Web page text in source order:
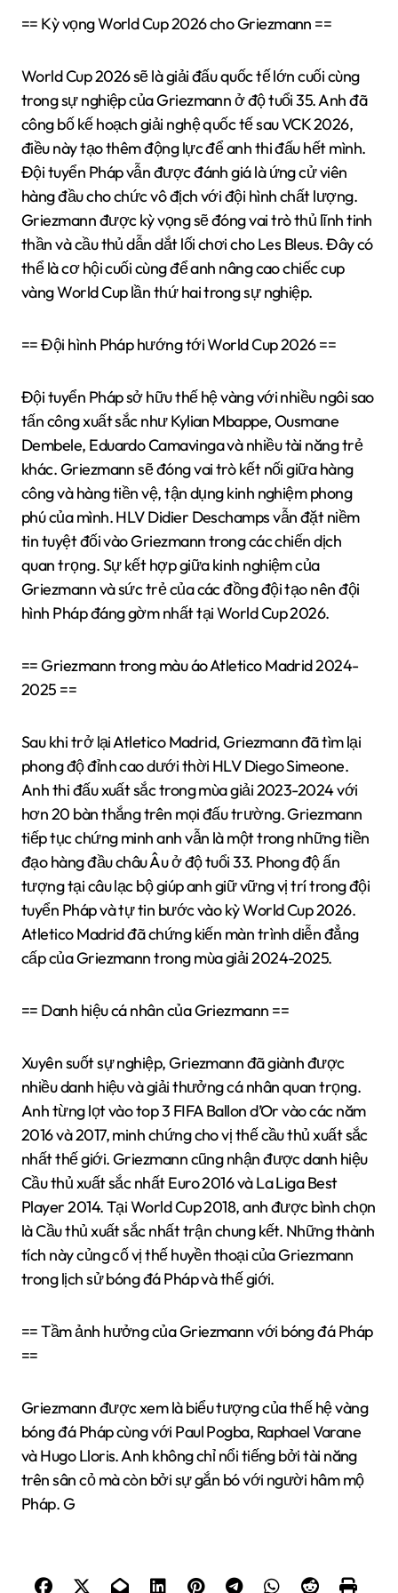
== Kỳ vọng World Cup 2026 cho Griezmann ==
World Cup 2026 sẽ là giải đấu quốc tế lớn cuối cùng
trong sự nghiệp của Griezmann ở độ tuổi 35. Anh đã
công bố kế hoạch giải nghệ quốc tế sau VCK 2026,
điều này tạo thêm động lực để anh thi đấu hết mình.
Đội tuyển Pháp vẫn được đánh giá là ứng cử viên
hàng đầu cho chức vô địch với đội hình chất lượng.
Griezmann được kỳ vọng sẽ đóng vai trò thủ lĩnh tinh
thần và cầu thủ dẫn dắt lối chơi cho Les Bleus. Đây có
thể là cơ hội cuối cùng để anh nâng cao chiếc cup
vàng World Cup lần thứ hai trong sự nghiệp.
== Đội hình Pháp hướng tới World Cup 2026 ==
Đội tuyển Pháp sở hữu thế hệ vàng với nhiều ngôi sao
tấn công xuất sắc như Kylian Mbappe, Ousmane
Dembele, Eduardo Camavinga và nhiều tài năng trẻ
khác. Griezmann sẽ đóng vai trò kết nối giữa hàng
công và hàng tiền vệ, tận dụng kinh nghiệm phong
phú của mình. HLV Didier Deschamps vẫn đặt niềm
tin tuyệt đối vào Griezmann trong các chiến dịch
quan trọng. Sự kết hợp giữa kinh nghiệm của
Griezmann và sức trẻ của các đồng đội tạo nên đội
hình Pháp đáng gờm nhất tại World Cup 2026.
== Griezmann trong màu áo Atletico Madrid 2024-
2025 ==
Sau khi trở lại Atletico Madrid, Griezmann đã tìm lại
phong độ đỉnh cao dưới thời HLV Diego Simeone.
Anh thi đấu xuất sắc trong mùa giải 2023-2024 với
hơn 20 bàn thắng trên mọi đấu trường. Griezmann
tiếp tục chứng minh anh vẫn là một trong những tiền
đạo hàng đầu châu Âu ở độ tuổi 33. Phong độ ấn
tượng tại câu lạc bộ giúp anh giữ vững vị trí trong đội
tuyển Pháp và tự tin bước vào kỳ World Cup 2026.
Atletico Madrid đã chứng kiến màn trình diễn đẳng
cấp của Griezmann trong mùa giải 2024-2025.
== Danh hiệu cá nhân của Griezmann ==
Xuyên suốt sự nghiệp, Griezmann đã giành được
nhiều danh hiệu và giải thưởng cá nhân quan trọng.
Anh từng lọt vào top 3 FIFA Ballon d’Or vào các năm
2016 và 2017, minh chứng cho vị thế cầu thủ xuất sắc
nhất thế giới. Griezmann cũng nhận được danh hiệu
Cầu thủ xuất sắc nhất Euro 2016 và La Liga Best
Player 2014. Tại World Cup 2018, anh được bình chọn
là Cầu thủ xuất sắc nhất trận chung kết. Những thành
tích này củng cố vị thế huyền thoại của Griezmann
trong lịch sử bóng đá Pháp và thế giới.
== Tầm ảnh hưởng của Griezmann với bóng đá Pháp
==
Griezmann được xem là biểu tượng của thế hệ vàng
bóng đá Pháp cùng với Paul Pogba, Raphael Varane
và Hugo Lloris. Anh không chỉ nổi tiếng bởi tài năng
trên sân cỏ mà còn bởi sự gắn bó với người hâm mộ
Pháp. G